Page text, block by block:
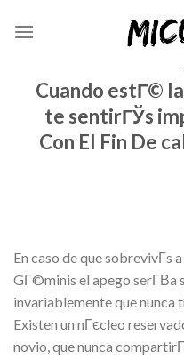
Cuando estГ©
te sentirГЎs
Con El Fin De
En caso de que sobrevivГ­s
GГ©minis el apego serГ­В­a
invariablemente que nunca
Existen un nГєcleo
novio, que nunca